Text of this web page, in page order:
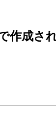
作成さ